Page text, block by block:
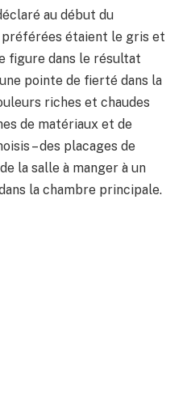
au début du
étaient le gris et
figure dans le résultat
pointe de fierté dans la
riches et chaudes
de matériaux et de
– des placages de
la salle à manger à un
la chambre principale.